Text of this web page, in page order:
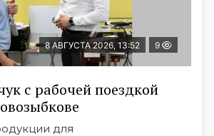
8 АВГУСТА 2026, 13:52 9
с рабочей поездкой
для